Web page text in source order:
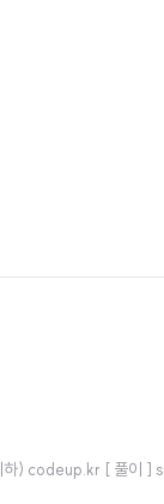
) codeup.kr [ 풀이 ] s